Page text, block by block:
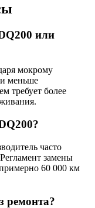
или
мокрому
меньше
требует более
часто
замены
60 000 км
ремонта?